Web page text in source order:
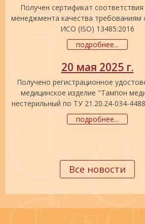
Получен сертификат
менеджмента качества требованиям
ИСО (ISO) 13485:2016
подробнее...
20 мая 2025 г.
Получено регистрационное
медицинское изделие "Тампон
нестерильный по ТУ 21.20.24-034-
подробнее...
Все новости